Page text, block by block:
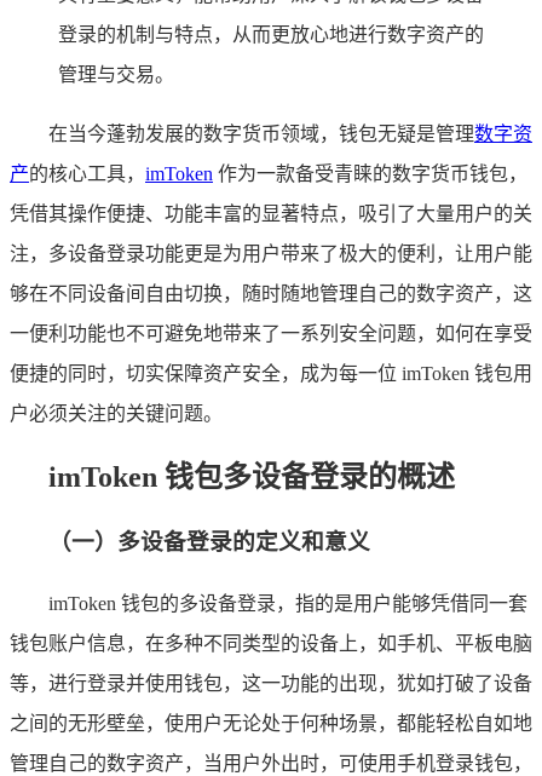
登录的机制与特点，从而更放心地进行数字资产的
管理与交易。
在当今蓬勃发展的数字货币领域，钱包无疑是管理数字资
产的核心工具， imToken 作为一款备受青睐的数字货币钱包，
凭借其操作便捷、功能丰富的显著特点，吸引了大量用户的关
注，多设备登录功能更是为用户带来了极大的便利，让用户能
够在不同设备间自由切换，随时随地管理自己的数字资产，这
一便利功能也不可避免地带来了一系列安全问题，如何在享受
便捷的同时，切实保障资产安全，成为每一位 imToken 钱包用
户必须关注的关键问题。
imToken 钱包多设备登录的概述
（一）多设备登录的定义和意义
imToken 钱包的多设备登录，指的是用户能够凭借同一套
钱包账户信息，在多种不同类型的设备上，如手机、平板电脑
等，进行登录并使用钱包，这一功能的出现，犹如打破了设备
之间的无形壁垒，使用户无论处于何种场景，都能轻松自如地
管理自己的数字资产，当用户外出时，可使用手机登录钱包，